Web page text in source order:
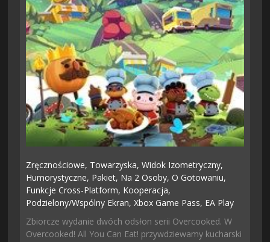
Zręcznościowe, Towarzyska,Widok Izometryczny,
Humorystyczne, Pakiet, Na 2 Osoby,O Gotowaniu,
Funkcje Cross-Platform, Kooperacja,
Podzielony/wspólny Ekran,Xbox Game Pass, EA Play
Zbiorcze wydanie dwóch odsłon serii Overcooked. W
Overcooked! All You Can Eat! przywdziewamy kucharski